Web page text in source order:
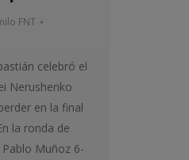
FNT
celebró el
Nerushenko
en la final
la ronda de
Muñoz 6-